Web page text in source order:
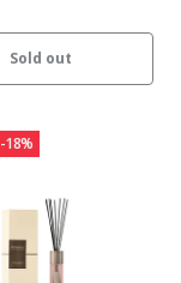
Sold out
-18%